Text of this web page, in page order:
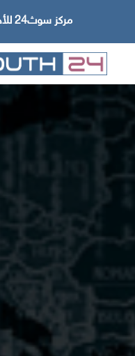
مركز سوث24 للأخبار والدراسات